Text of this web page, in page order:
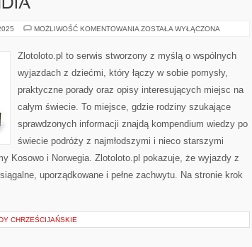
MOŻLIWOŚĆ KOMENTOWANIA IRLANDIA
ZOSTAŁA WYŁĄCZONA
Zlotoloto.pl to serwis stworzony z myślą o wspólnych
wyjazdach z dziećmi, który łączy w sobie pomysły,
praktyczne porady oraz opisy interesujących miejsc na
całym świecie. To miejsce, gdzie rodziny szukające
sprawdzonych informacji znajdą kompendium wiedzy po
świecie podróży z najmłodszymi i nieco starszymi
Kosowo i Norwegia. Zlotoloto.pl pokazuje, że wyjazdy z
uporządkowane i pełne zachwytu. Na stronie krok
CHRZEŚCIJAŃSKIE